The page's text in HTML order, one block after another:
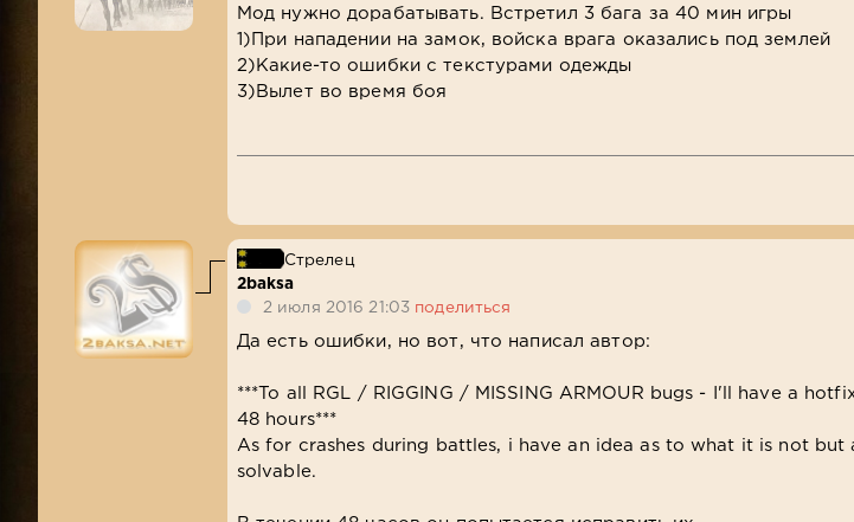
Мод нужно дорабатывать. Встретил 3 бага за 40 мин игры
1)При нападении на замок, войска врага оказались под землей
2)Какие-то ошибки с текстурами одежды
3)Вылет во время боя
Стрелец
2baksa
2 июля 2016 21:03 поделиться
Да есть ошибки, но вот, что написал автор:
***To all RGL / RIGGING / MISSING ARMOUR bugs - I'll have a
48 hours***
As for crashes during battles, i have an idea as to what it is not but
solvable.